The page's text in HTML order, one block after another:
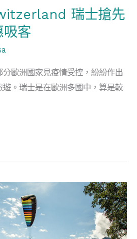
瑞士搶先
吸客
歐洲國家見疫情受控，紛紛作出
。瑞士是在歐洲多國中，算是較